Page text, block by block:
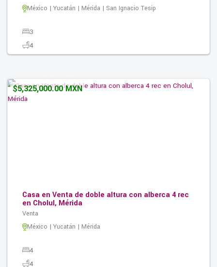
México | Yucatán | Mérida | San Ignacio Tesip
3
4
Casa en Venta de doble altura con alberca 4 rec
en Cholul, Mérida
Venta
México | Yucatán | Mérida
4
4
$5,325,000.00 MXN